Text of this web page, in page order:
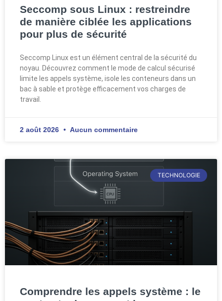
Seccomp sous Linux : restreindre
de manière ciblée les applications
pour plus de sécurité
Seccomp Linux est un élément central de la sécurité du
noyau. Découvrez comment le mode de calcul sécurisé
limite les appels système, isole les conteneurs dans un
bac à sable et protège efficacement vos charges de
travail.
2 août 2026 Aucun commentaire
TECHNOLOGIE
Comprendre les appels système : le